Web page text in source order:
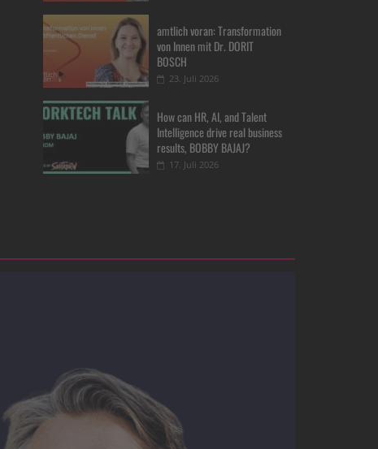
amtlich voran: Transformation
von Innen mit Dr. DORIT
BOSCH
23. Juli 2026
How can HR, AI, and Talent
Intelligence drive real business
results, BOBBY BAJAJ?
17. Juli 2026